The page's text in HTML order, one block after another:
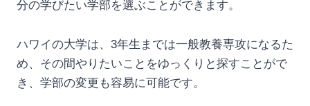
分の学びたい学部を選ぶことができます。
ハワイの大学は、3年生までは一般教養専攻になるた
め、その間やりたいことをゆっくりと探すことがで
き、学部の変更も容易に可能です。